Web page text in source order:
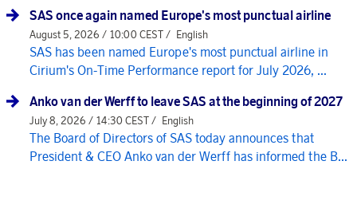
SAS once again named Europe's most punctual airline
August 5, 2026 / 10:00 CEST / English
SAS has been named Europe's most punctual airline in
Cirium's On-Time Performance report for July 2026, ...
Anko van der Werff to leave SAS at the beginning of 2027
July 8, 2026 / 14:30 CEST / English
The Board of Directors of SAS today announces that
President & CEO Anko van der Werff has informed the B...